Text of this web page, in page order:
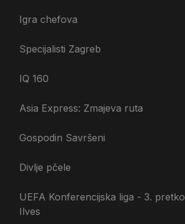
Igra chefova
Specijalisti Zagreb
IQ 160
Asia Express: Zmajeva ruta
Gospodin Savršeni
Divlje pčele
UEFA Konferencijska liga - 3.
Ilves